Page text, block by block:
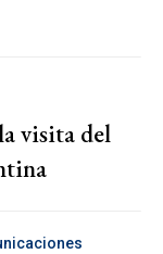
visita del